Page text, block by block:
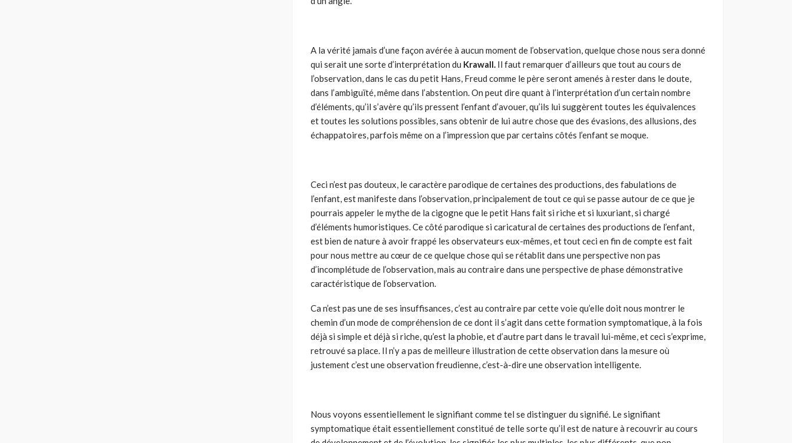
A la vérité jamais d’une façon avérée à aucun moment de l’observation, quelque chose nous sera donné
qui serait une sorte d’interprétation du Krawall. Il faut remarquer d’ailleurs que tout au cours de
l’observation, dans le cas du petit Hans, Freud comme le père seront amenés à rester dans le doute,
dans l’ambiguïté, même dans l’abstention. On peut dire quant à l’interprétation d’un certain nombre
d’éléments, qu’il s’avère qu’ils pressent l’enfant d’avouer, qu’ils lui suggèrent toutes les équivalences
et toutes les solutions possibles, sans obtenir de lui autre chose que des évasions, des allusions, des
échappatoires, parfois même on a l’impression que par certains côtés l’enfant se moque.
Ceci n’est pas douteux, le caractère parodique de certaines des productions, des fabulations de
l’enfant, est manifeste dans l’observation, principalement de tout ce qui se passe autour de ce que je
pourrais appeler le mythe de la cigogne que le petit Hans fait si riche et si luxuriant, si chargé
d’éléments humoristiques. Ce côté parodique si caricatural de certaines des productions de l’enfant,
est bien de nature à avoir frappé les observateurs eux-mêmes, et tout ceci en fin de compte est fait
pour nous mettre au cœur de ce quelque chose qui se rétablit dans une perspective non pas
d’incomplétude de l’observation, mais au contraire dans une perspective de phase démonstrative
caractéristique de l’observation.
Ca n’est pas une de ses insuffisances, c’est au contraire par cette voie qu’elle doit nous montrer le
chemin d’un mode de compréhension de ce dont il s’agit dans cette formation symptomatique, à la fois
déjà si simple et déjà si riche, qu’est la phobie, et d’autre part dans le travail lui-même, et ceci s’exprime,
retrouvé sa place. Il n’y a pas de meilleure illustration de cette observation dans la mesure où
justement c’est une observation freudienne, c’est-à-dire une observation intelligente.
Nous voyons essentiellement le signifiant comme tel se distinguer du signifié. Le signifiant
symptomatique était essentiellement constitué de telle sorte qu’il est de nature à recouvrir au cours